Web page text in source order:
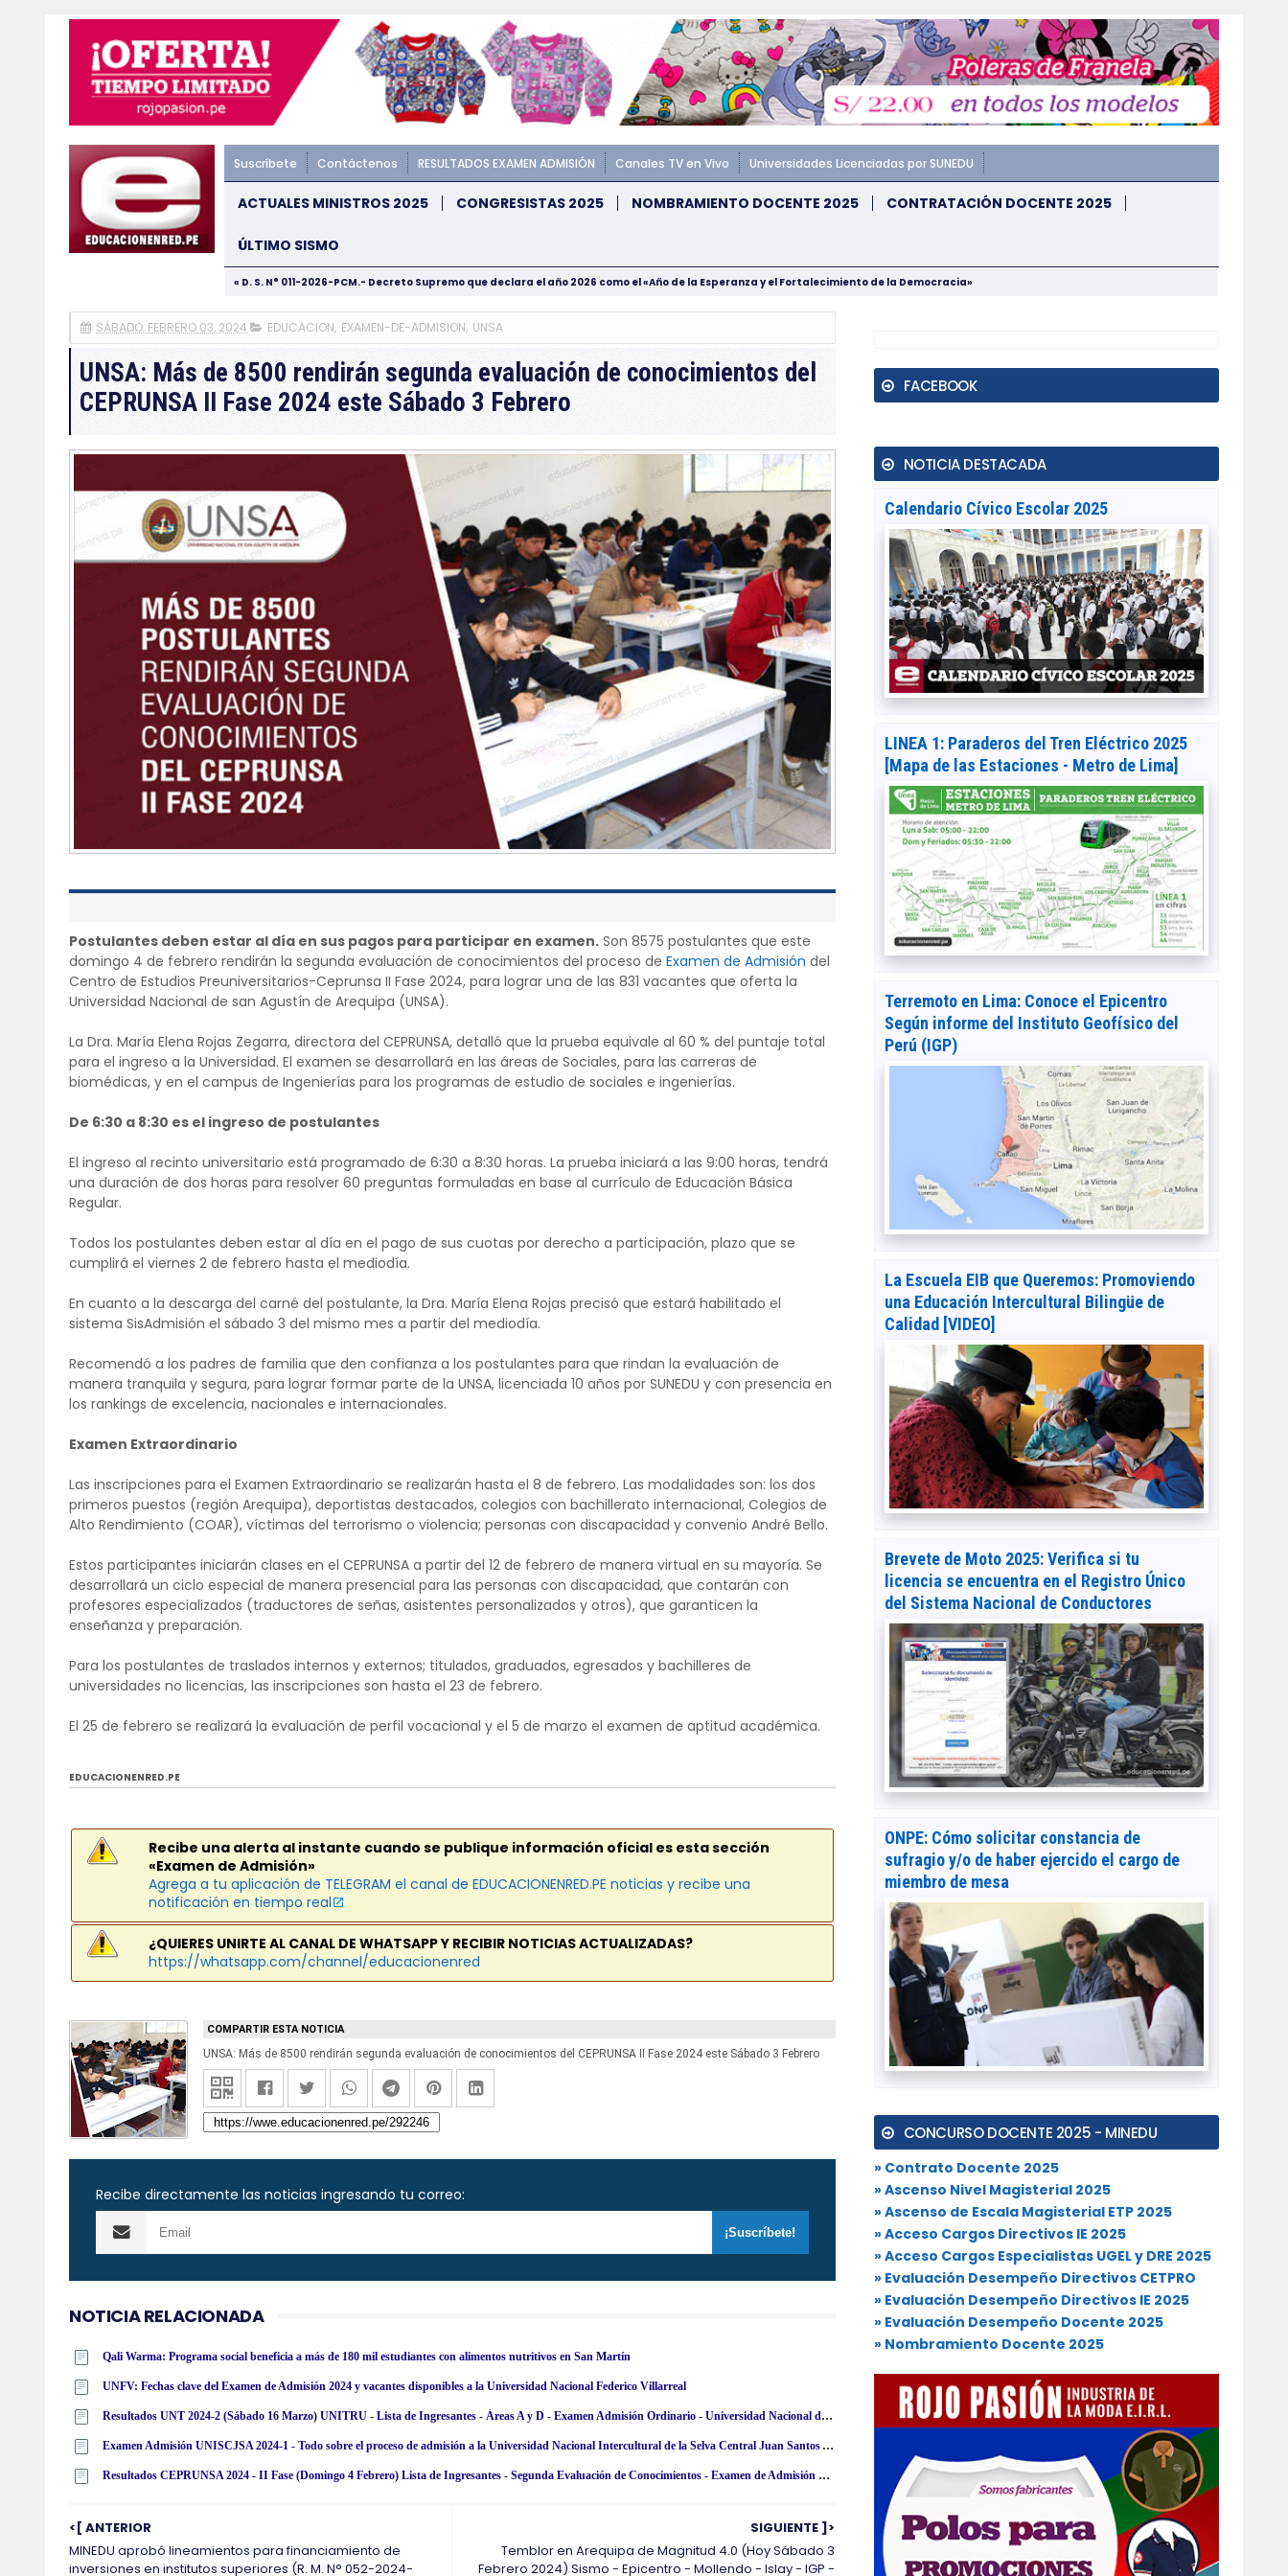
Suscríbete Contáctenos RESULTADOS EXAMEN ADMISIÓN Canales TV en Vivo Universidades Licenciadas por SUNEDU
ACTUALES MINISTROS 2025 CONGRESISTAS 2025 NOMBRAMIENTO DOCENTE 2025 CONTRATACIÓN DOCENTE 2025
ÚLTIMO SISMO
« D. S. N° 011-2026-PCM.- Decreto Supremo que declara el año 2026 como el «Año de la Esperanza y el Fortalecimiento de la Democracia»
SÁBADO, FEBRERO 03, 2024 EDUCACION, EXAMEN-DE-ADMISION, UNSA
UNSA: Más de 8500 rendirán segunda evaluación de conocimientos del
CEPRUNSA II Fase 2024 este Sábado 3 Febrero
Postulantes deben estar al día en sus pagos para participar en examen. Son 8575 postulantes que este
domingo 4 de febrero rendirán la segunda evaluación de conocimientos del proceso de Examen de Admisión del
Centro de Estudios Preuniversitarios-Ceprunsa II Fase 2024, para lograr una de las 831 vacantes que oferta la
Universidad Nacional de san Agustín de Arequipa (UNSA).
La Dra. María Elena Rojas Zegarra, directora del CEPRUNSA, detalló que la prueba equivale al 60 % del puntaje total
para el ingreso a la Universidad. El examen se desarrollará en las áreas de Sociales, para las carreras de
biomédicas, y en el campus de Ingenierías para los programas de estudio de sociales e ingenierías.
De 6:30 a 8:30 es el ingreso de postulantes
El ingreso al recinto universitario está programado de 6:30 a 8:30 horas. La prueba iniciará a las 9:00 horas, tendrá
una duración de dos horas para resolver 60 preguntas formuladas en base al currículo de Educación Básica
Regular.
Todos los postulantes deben estar al día en el pago de sus cuotas por derecho a participación, plazo que se
cumplirá el viernes 2 de febrero hasta el mediodía.
En cuanto a la descarga del carné del postulante, la Dra. María Elena Rojas precisó que estará habilitado el
sistema SisAdmisión el sábado 3 del mismo mes a partir del mediodía.
Recomendó a los padres de familia que den confianza a los postulantes para que rindan la evaluación de
manera tranquila y segura, para lograr formar parte de la UNSA, licenciada 10 años por SUNEDU y con presencia en
los rankings de excelencia, nacionales e internacionales.
Examen Extraordinario
Las inscripciones para el Examen Extraordinario se realizarán hasta el 8 de febrero. Las modalidades son: los dos
primeros puestos (región Arequipa), deportistas destacados, colegios con bachillerato internacional, Colegios de
Alto Rendimiento (COAR), víctimas del terrorismo o violencia; personas con discapacidad y convenio André Bello.
Estos participantes iniciarán clases en el CEPRUNSA a partir del 12 de febrero de manera virtual en su mayoría. Se
desarrollará un ciclo especial de manera presencial para las personas con discapacidad, que contarán con
profesores especializados (traductores de señas, asistentes personalizados y otros), que garanticen la
enseñanza y preparación.
Para los postulantes de traslados internos y externos; titulados, graduados, egresados y bachilleres de
universidades no licencias, las inscripciones son hasta el 23 de febrero.
El 25 de febrero se realizará la evaluación de perfil vocacional y el 5 de marzo el examen de aptitud académica.
EDUCACIONENRED.PE
Recibe una alerta al instante cuando se publique información oficial es esta sección
«Examen de Admisión»
Agrega a tu aplicación de TELEGRAM el canal de EDUCACIONENRED.PE noticias y recibe una
notificación en tiempo real
¿QUIERES UNIRTE AL CANAL DE WHATSAPP Y RECIBIR NOTICIAS ACTUALIZADAS?
https://whatsapp.com/channel/educacionenred
COMPARTIR ESTA NOTICIA
UNSA: Más de 8500 rendirán segunda evaluación de conocimientos del CEPRUNSA II Fase 2024 este Sábado 3 Febrero
Recibe directamente las noticias ingresando tu correo:
NOTICIA RELACIONADA
Qali Warma: Programa social beneficia a más de 180 mil estudiantes con alimentos nutritivos en San Martín
UNFV: Fechas clave del Examen de Admisión 2024 y vacantes disponibles a la Universidad Nacional Federico Villarreal
Resultados UNT 2024-2 (Sábado 16 Marzo) UNITRU - Lista de Ingresantes - Áreas A y D - Examen Admisión Ordinario - Universidad Nacional de Trujillo - www·admisionunt·info
Examen Admisión UNISCJSA 2024-1 - Todo sobre el proceso de admisión a la Universidad Nacional Intercultural de la Selva Central Juan Santos Atahualpa
Resultados CEPRUNSA 2024 - II Fase (Domingo 4 Febrero) Lista de Ingresantes - Segunda Evaluación de Conocimientos - Examen de Admisión UNSA - Universidad Nacional de San Agustín de Arequipa - www·unsa·edu·pe
SIGUIENTE ]>
Temblor en Arequipa de Magnitud 4.0 (Hoy Sábado 3
Febrero 2024) Sismo - Epicentro - Mollendo - Islay - IGP -
<[ ANTERIOR
MINEDU aprobó lineamientos para financiamiento de
inversiones en institutos superiores (R. M. N° 052-2024-
FACEBOOK
NOTICIA DESTACADA
Calendario Cívico Escolar 2025
LINEA 1: Paraderos del Tren Eléctrico 2025
[Mapa de las Estaciones - Metro de Lima]
Terremoto en Lima: Conoce el Epicentro
Según informe del Instituto Geofísico del
Perú (IGP)
La Escuela EIB que Queremos: Promoviendo
una Educación Intercultural Bilingüe de
Calidad [VIDEO]
Brevete de Moto 2025: Verifica si tu
licencia se encuentra en el Registro Único
del Sistema Nacional de Conductores
ONPE: Cómo solicitar constancia de
sufragio y/o de haber ejercido el cargo de
miembro de mesa
CONCURSO DOCENTE 2025 - MINEDU
» Contrato Docente 2025
» Ascenso Nivel Magisterial 2025
» Ascenso de Escala Magisterial ETP 2025
» Acceso Cargos Directivos IE 2025
» Acceso Cargos Especialistas UGEL y DRE 2025
» Evaluación Desempeño Directivos CETPRO
» Evaluación Desempeño Directivos IE 2025
» Evaluación Desempeño Docente 2025
» Nombramiento Docente 2025